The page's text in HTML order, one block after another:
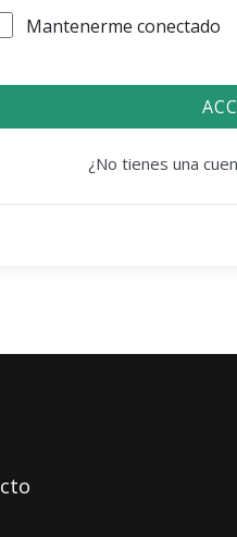
Mantenerme conectado
¿No tienes una